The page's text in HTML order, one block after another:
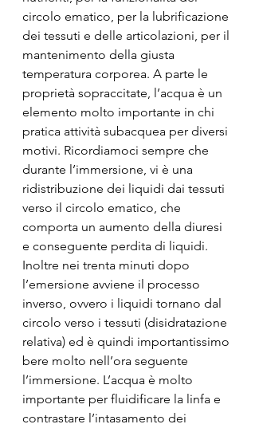
circolo ematico, per la lubrificazione
dei tessuti e delle articolazioni, per il
mantenimento della giusta
temperatura corporea. A parte le
proprietà sopraccitate, l’acqua è un
elemento molto importante in chi
pratica attività subacquea per diversi
motivi. Ricordiamoci sempre che
durante l’immersione, vi è una
ridistribuzione dei liquidi dai tessuti
verso il circolo ematico, che
comporta un aumento della diuresi
e conseguente perdita di liquidi.
Inoltre nei trenta minuti dopo
l’emersione avviene il processo
inverso, ovvero i liquidi tornano dal
circolo verso i tessuti (disidratazione
relativa) ed è quindi importantissimo
bere molto nell’ora seguente
l’immersione. L’acqua è molto
importante per fluidificare la linfa e
contrastare l’intasamento dei